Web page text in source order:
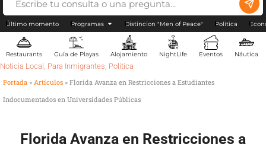
Último momento Programas Distincion "Men of Peace" Politica
Restaurants Guía de Playas Alojamiento NightLife Eventos Náutica
Noticia Local , Para Inmigrantes, Politica
Portada » Artículos » Florida Avanza en Restricciones a Estudiantes
Indocumentados en Universidades Públicas
Florida Avanza en Restricciones a